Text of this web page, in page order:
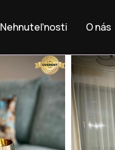
Nehnuteľnosti O nás